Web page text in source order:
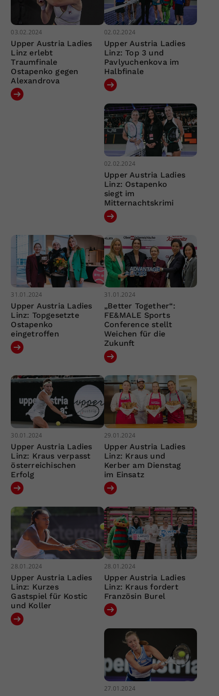
03.02.2024
Upper Austria Ladies
Linz erlebt
Traumfinale
Ostapenko gegen
Alexandrova
02.02.2024
Upper Austria Ladies
Linz: Top 3 und
Pavlyuchenkova im
Halbfinale
02.02.2024
Upper Austria Ladies
Linz: Ostapenko
siegt im
Mitternachtskrimi
31.01.2024
Upper Austria Ladies
Linz: Topgesetzte
Ostapenko
eingetroffen
31.01.2024
„Better Together“:
FE&MALE Sports
Conference stellt
Weichen für die
Zukunft
30.01.2024
Upper Austria Ladies
Linz: Kraus verpasst
österreichischen
Erfolg
29.01.2024
Upper Austria Ladies
Linz: Kraus und
Kerber am Dienstag
im Einsatz
28.01.2024
Upper Austria Ladies
Linz: Kurzes
Gastspiel für Kostic
und Koller
28.01.2024
Upper Austria Ladies
Linz: Kraus fordert
Französin Burel
27.01.2024